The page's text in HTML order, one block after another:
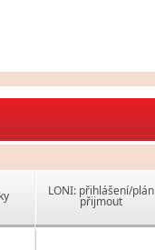
LONI: přihlášení/plán
přijmout